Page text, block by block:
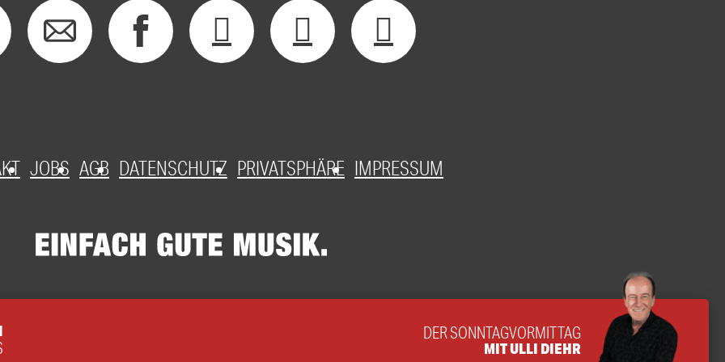
JOBS AGB DATENSCHUTZ PRIVATSPHÄRE IMPRESSUM
DER SONNTAGVORMITTAG
MIT ULLI DIEHR